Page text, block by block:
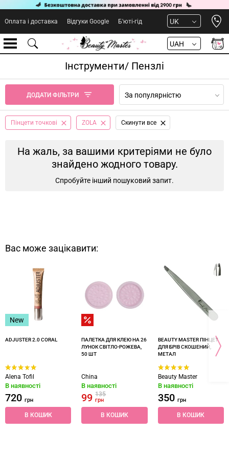
Оплата і доставка Відгуки Google Б'юті-гід UK
UAH
Інструменти/ Пензлі
ДОДАТИ ФІЛЬТРИ За популярністю
Пінцети точкові ZOLA Cкинути все
На жаль, за вашими критеріями не було
знайдено жодного товару.
Спробуйте інший пошуковий запит.
Вас може зацікавити:
New
ADJUSTER 2.0 CORAL
Alena Tofil
В наявності
720 грн
В КОШИК
ПАЛЕТКА ДЛЯ КЛЕЮ НА 26
ЛУНОК СВІТЛО-РОЖЕВА,
50 ШТ
China
В наявності
99135
грн
В КОШИК
BEAUTY MASTER ПІНЦЕТ
ДЛЯ БРІВ СКОШЕНИЙ,
МЕТАЛ
Beauty Master
В наявності
350 грн
В КОШИК